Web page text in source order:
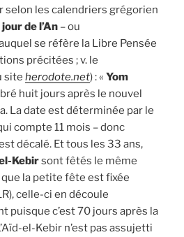
selon les calendriers grégorien
jour de l’An – ou
se réfère la Libre Pensée
précitées ; v. le
site herodote.net) : « Yom
huit jours après le nouvel
La date est déterminée par le
compte 11 mois – donc
décalé. Et tous les 33 ans,
Kebirsont fêtés le même
que la petite fête est fixée
celle-ci en découle
puisque c’est 70 jours après la
el-Kebir n’est pas assujetti